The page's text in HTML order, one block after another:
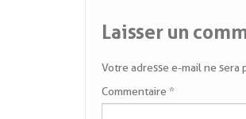
Laisser un
Votre adresse e-mail ne sera
Commentaire*